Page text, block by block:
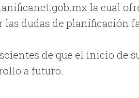
la cual
las dudas de planificación
de que el inicio de
a futuro.